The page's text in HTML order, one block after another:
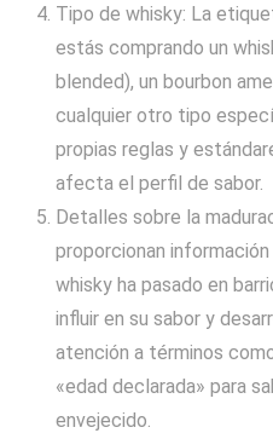
Tipo de whisky: La
estás comprando un
blended), un bourbon
cualquier otro tipo
propias reglas y
afecta el perfil de sabor.
Detalles sobre la
proporcionan
whisky ha pasado en
influir en su sabor y
atención a términos
«edad declarada» para
envejecido.